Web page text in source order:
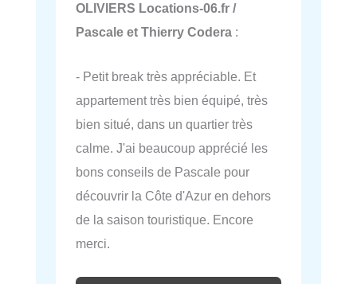
OLIVIERS Locations-06.fr /
Pascale et Thierry Codera :
- Petit break très appréciable. Et
appartement très bien équipé, très
bien situé, dans un quartier très
calme. J'ai beaucoup apprécié les
bons conseils de Pascale pour
découvrir la Côte d'Azur en dehors
de la saison touristique. Encore
merci.